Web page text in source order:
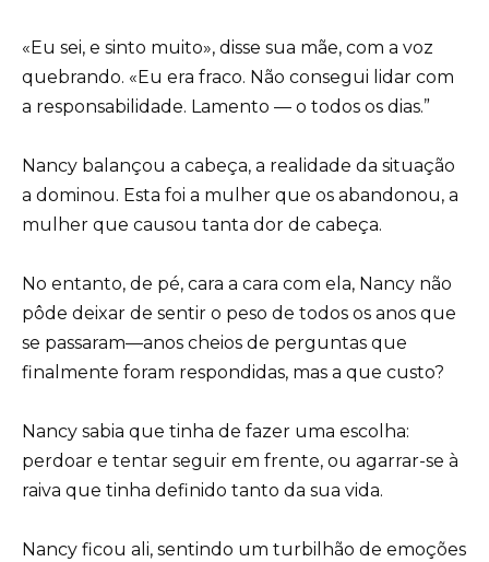
«Eu sei, e sinto muito», disse sua mãe, com a voz
quebrando. «Eu era fraco. Não consegui lidar com
a responsabilidade. Lamento — o todos os dias.”
Nancy balançou a cabeça, a realidade da situação
a dominou. Esta foi a mulher que os abandonou, a
mulher que causou tanta dor de cabeça.
No entanto, de pé, cara a cara com ela, Nancy não
pôde deixar de sentir o peso de todos os anos que
se passaram—anos cheios de perguntas que
finalmente foram respondidas, mas a que custo?
Nancy sabia que tinha de fazer uma escolha:
perdoar e tentar seguir em frente, ou agarrar-se à
raiva que tinha definido tanto da sua vida.
Nancy ficou ali, sentindo um turbilhão de emoções